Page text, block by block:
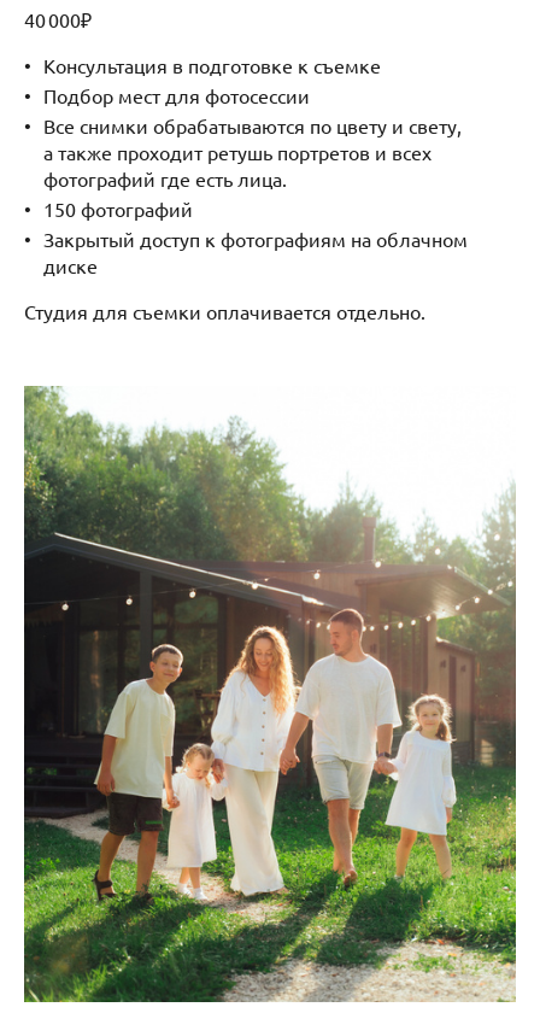
40 000₽
Консультация в подготовке к съемке
Подбор мест для фотосессии
⁠Все снимки обрабатываются по цвету и свету,
а также проходит ретушь портретов и всех
фотографий где есть лица.
150 фотографий
Закрытый доступ к фотографиям на облачном
диске
Студия для съемки оплачивается отдельно.